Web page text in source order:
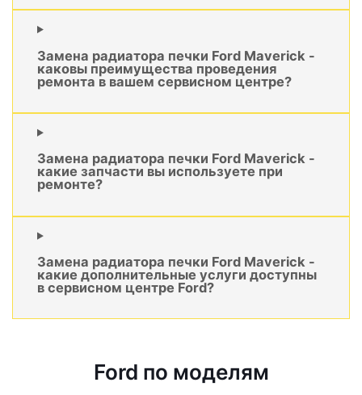
Замена радиатора печки Ford Maverick -
каковы преимущества проведения
ремонта в вашем сервисном центре?
Замена радиатора печки Ford Maverick -
какие запчасти вы используете при
ремонте?
Замена радиатора печки Ford Maverick -
какие дополнительные услуги доступны
в сервисном центре Ford?
Ford по моделям